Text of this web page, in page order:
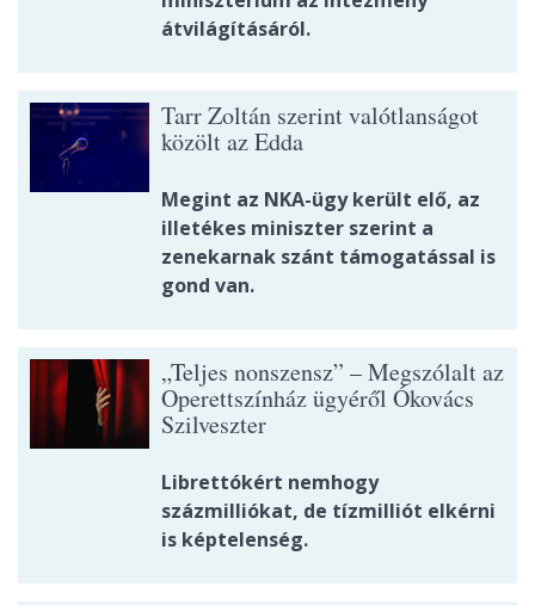
átvilágításáról.
Tarr Zoltán szerint valótlanságot
közölt az Edda
Megint az NKA-ügy került elő, az
illetékes miniszter szerint a
zenekarnak szánt támogatással is
gond van.
„Teljes nonszensz” – Megszólalt az
Operettszínház ügyéről Ókovács
Szilveszter
Librettókért nemhogy
százmilliókat, de tízmilliót elkérni
is képtelenség.